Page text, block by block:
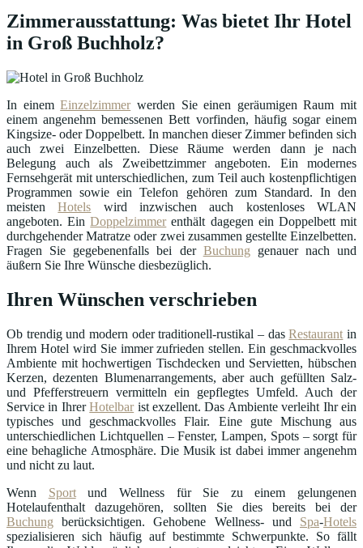
Zimmerausstattung: Was bietet Ihr Hotel
in Groß Buchholz?
In einemEinzelzimmerwerden Sie einen geräumigen Raum mit
einem angenehm bemessenen Bett vorfinden, häufig sogar einem
Kingsize- oder Doppelbett. In manchen dieser Zimmer befinden sich
auch zwei Einzelbetten. Diese Räume werden dann je nach
Belegung auch als Zweibettzimmer angeboten. Ein modernes
Fernsehgerät mit unterschiedlichen, zum Teil auch kostenpflichtigen
Programmen sowie ein Telefon gehören zum Standard. In den
meistenHotels wird inzwischen auch kostenloses WLAN
angeboten. EinDoppelzimmerenthält dagegen ein Doppelbett mit
durchgehender Matratze oder zwei zusammen gestellte Einzelbetten.
Fragen Sie gegebenenfalls bei der Buchung genauer nach und
äußern Sie Ihre Wünsche diesbezüglich.
Ihren Wünschen verschrieben
Ob trendig und modern oder traditionell-rustikal – dasRestaurant in
Ihrem Hotel wird Sie immer zufrieden stellen. Ein geschmackvolles
Ambiente mit hochwertigen Tischdecken und Servietten, hübschen
Kerzen, dezenten Blumenarrangements, aber auch gefüllten Salz-
und Pfefferstreuern vermitteln ein gepflegtes Umfeld. Auch der
Service in IhrerHotelbarist exzellent. Das Ambiente verleiht Ihr ein
typisches und geschmackvolles Flair. Eine gute Mischung aus
unterschiedlichen Lichtquellen – Fenster, Lampen, Spots – sorgt für
eine behagliche Atmosphäre. Die Musik ist dabei immer angenehm
und nicht zu laut.
Wenn Sportund Wellness für Sie zu einem gelungenen
Hotelaufenthalt dazugehören, sollten Sie dies bereits bei der
Buchung berücksichtigen. Gehobene Wellness- und Spa-Hotels
spezialisieren sich häufig auf bestimmte Schwerpunkte. So fällt